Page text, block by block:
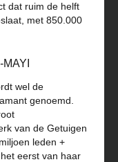
dat ruim de helft
met 850.000
wel de
genoemd.
van de Getuigen
leden +
eerst van haar